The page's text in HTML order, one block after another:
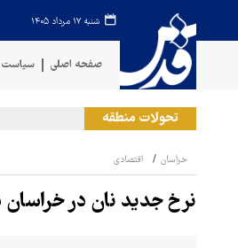
شنبه ۱۷ مرداد ۱۴۰۵
صفحه اصلی سیاست
تحولات منطقه
خراسان اقتصادی
نرخ جدید نان در